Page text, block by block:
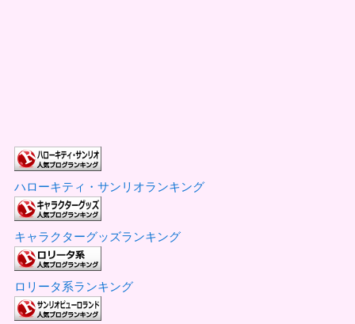
ハローキティ・サンリオランキング
キャラクターグッズランキング
ロリータ系ランキング